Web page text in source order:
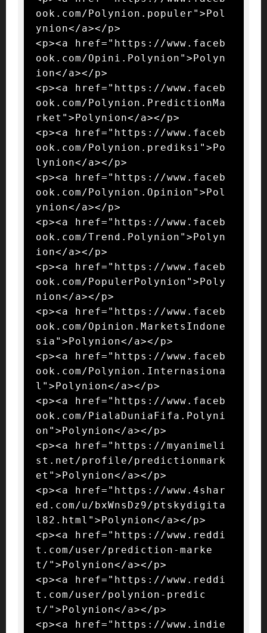
ook.com/Polynion.populer">Pol
ynion</a></p>
<p><a href="https://www.faceb
ook.com/Opini.Polynion">Polyn
ion</a></p>
<p><a href="https://www.faceb
ook.com/Polynion.PredictionMa
rket">Polynion</a></p>
<p><a href="https://www.faceb
ook.com/Polynion.prediksi">Po
lynion</a></p>
<p><a href="https://www.faceb
ook.com/Polynion.Opinion">Pol
ynion</a></p>
<p><a href="https://www.faceb
ook.com/Trend.Polynion">Polyn
ion</a></p>
<p><a href="https://www.faceb
ook.com/PopulerPolynion">Poly
nion</a></p>
<p><a href="https://www.faceb
ook.com/Opinion.MarketsIndone
sia">Polynion</a></p>
<p><a href="https://www.faceb
ook.com/Polynion.Internasiona
l">Polynion</a></p>
<p><a href="https://www.faceb
ook.com/PialaDuniaFifa.Polyni
on">Polynion</a></p>
<p><a href="https://myanimeli
st.net/profile/predictionmark
et">Polynion</a></p>
<p><a href="https://www.4shar
ed.com/u/bxWnsDz9/ptskydigita
l82.html">Polynion</a></p>
<p><a href="https://www.reddi
t.com/user/prediction-marke
t/">Polynion</a></p>
<p><a href="https://www.reddi
t.com/user/polynion-predic
t/">Polynion</a></p>
<p><a href="https://www.indie